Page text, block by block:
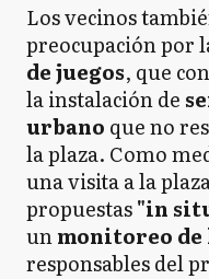
Los vecinos
preocupación por
de juegos, que
la instalación de
urbano que no
la plaza. Como
una visita a la
propuestas"in
unmonitoreo de
responsables del